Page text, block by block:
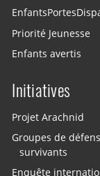
Priorité Jeunesse
Enfants avertis
Initiatives
Projet Arachnid
Groupes de
survivants
Enquête